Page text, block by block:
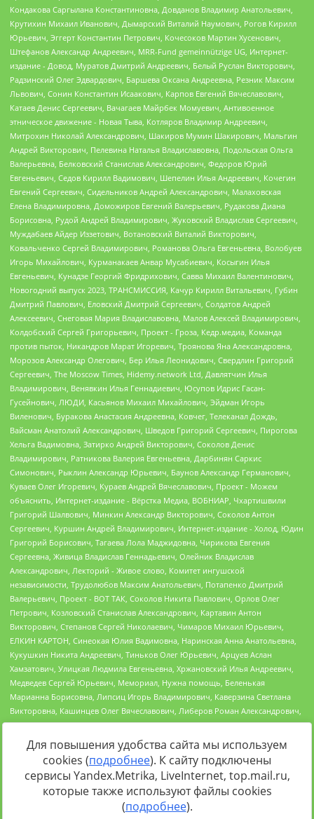
https://minjust.gov.ru/uploaded/files/reestr-
inostrannyih-agentov-22-03-2024.pdfданные на22.03.2024
Для повышения удобства сайта мы используем
cookies (подробнее). К сайту подключены
сервисы Yandex.Metrika, LiveInternet, top.mail.ru,
которые также используют файлы cookies
(подробнее).